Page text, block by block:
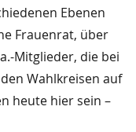
Ebenen
Frauenrat, über
Mitglieder, die bei
Wahlkreisen auf
heute hier sein –